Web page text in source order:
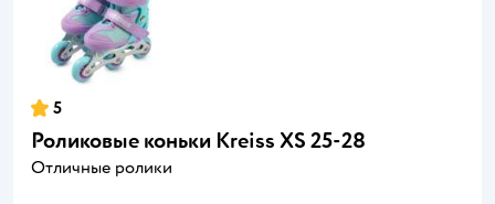
5
Роликовые коньки Kreiss XS 25-28
Отличные ролики